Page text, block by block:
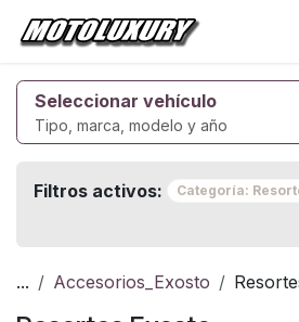
Ir al contenido
Seleccionar vehículo
Tipo, marca, modelo y año
Filtros activos: Categoría:
... Accesorios_Exosto